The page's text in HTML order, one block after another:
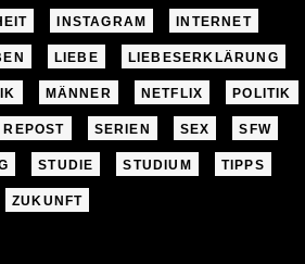
INSTAGRAM INTERNET
LIEBE LIEBESERKLÄRUNG
MÄNNER NETFLIX POLITIK
REPOST SERIEN SEX SFW
STUDIE STUDIUM TIPPS
ZUKUNFT